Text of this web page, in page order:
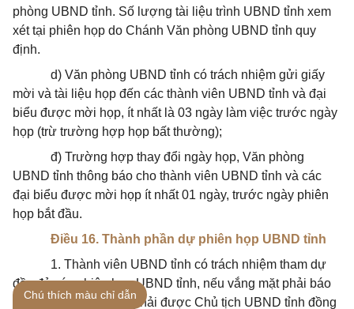
phòng UBND tỉnh. Số lượng tài liệu trình UBND tỉnh xem
xét tại phiên họp do Chánh Văn phòng UBND tỉnh quy
định.
d) Văn phòng UBND tỉnh có trách nhiệm gửi giấy
mời và tài liệu họp đến các thành viên UBND tỉnh và đại
biểu được mời họp, ít nhất là 03 ngày làm việc trước ngày
họp (trừ trường hợp họp bất thường);
đ) Trường hợp thay đổi ngày họp, Văn phòng
UBND tỉnh thông báo cho thành viên UBND tỉnh và các
đại biểu được mời họp ít nhất 01 ngày, trước ngày phiên
họp bắt đầu.
Điều 16. Thành phần dự phiên họp UBND tỉnh
1. Thành viên UBND tỉnh có trách nhiệm tham dự
đầy đủ các phiên họp UBND tỉnh, nếu vắng mặt phải báo
cáo bằng văn bản và phải được Chủ tịch UBND tỉnh đồng
Chú thích màu chỉ dẫn